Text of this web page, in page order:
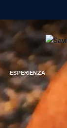
ESPERIENZA